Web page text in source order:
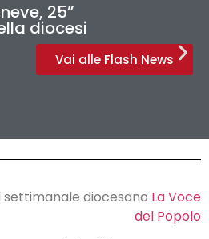
25”
diocesi
Vai alle Flash News
diocesano La Voce
del Popolo